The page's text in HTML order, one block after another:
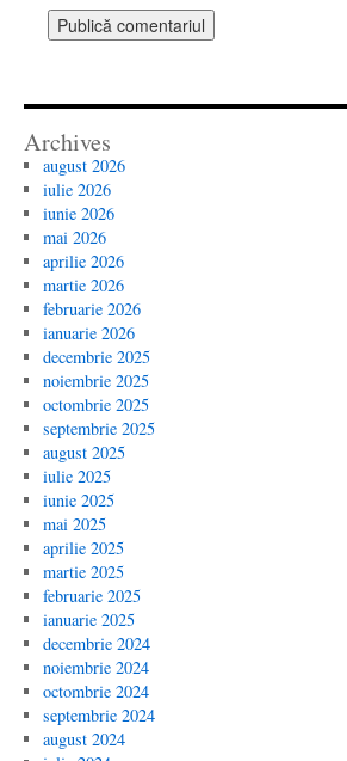
Archives
august 2026
iulie 2026
iunie 2026
mai 2026
aprilie 2026
martie 2026
februarie 2026
ianuarie 2026
decembrie 2025
noiembrie 2025
octombrie 2025
septembrie 2025
august 2025
iulie 2025
iunie 2025
mai 2025
aprilie 2025
martie 2025
februarie 2025
ianuarie 2025
decembrie 2024
noiembrie 2024
octombrie 2024
septembrie 2024
august 2024